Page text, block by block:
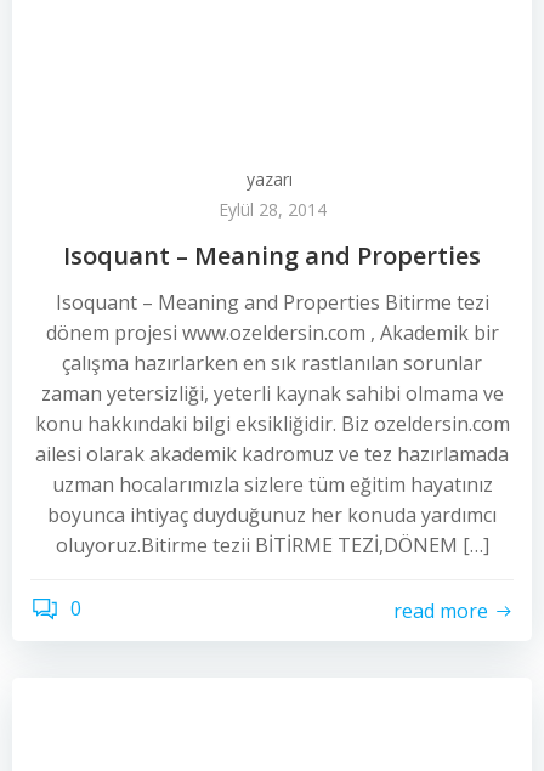
yazarı
Eylül 28, 2014
Isoquant – Meaning and Properties
Isoquant – Meaning and Properties Bitirme tezi
dönem projesi www.ozeldersin.com , Akademik bir
çalışma hazırlarken en sık rastlanılan sorunlar
zaman yetersizliği, yeterli kaynak sahibi olmama ve
konu hakkındaki bilgi eksikliğidir. Biz ozeldersin.com
ailesi olarak akademik kadromuz ve tez hazırlamada
uzman hocalarımızla sizlere tüm eğitim hayatınız
boyunca ihtiyaç duyduğunuz her konuda yardımcı
oluyoruz.Bitirme tezii BİTİRME TEZİ,DÖNEM […]
0 read more